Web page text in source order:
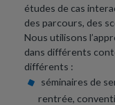
études de cas
des parcours, des
Nous utilisons
dans différents
différents :
séminaires de
rentrée,